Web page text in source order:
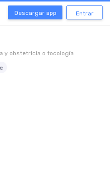
Descargar app Entrar
y obstetricia o tocología